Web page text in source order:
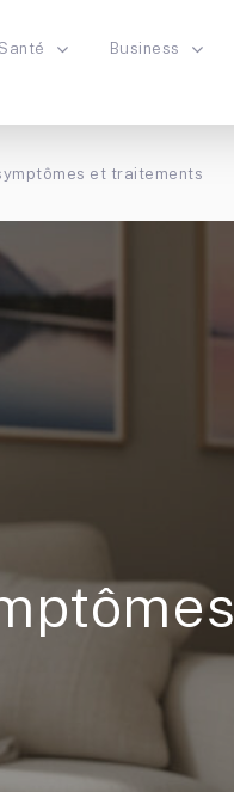
Santé Business
et traitements